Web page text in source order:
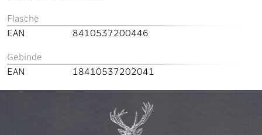
Flasche
EAN
8410537200446
Gebinde
EAN
18410537202041